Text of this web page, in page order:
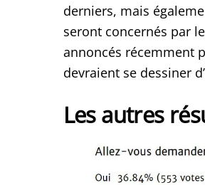
derniers, mais
seront concernés par
annoncés récemment
devraient se dessiner
Les autres